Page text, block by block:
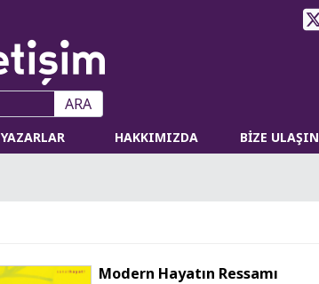
ARA
YAZARLAR HAKKIMIZDA BİZE ULAŞIN
Modern Hayatın Ressamı